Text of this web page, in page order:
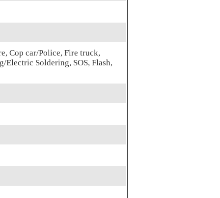
Cop car/Police, Fire truck,
Electric Soldering, SOS, Flash,